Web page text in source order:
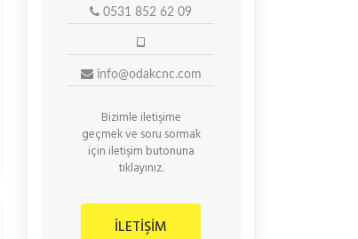
0531 852 62 09
info@odakcnc.com
Bizimle iletişime
geçmek ve soru sormak
için iletişim butonuna
tıklayınız.
İLETİŞİM